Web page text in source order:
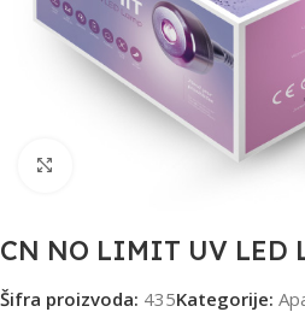
CN NO LIMIT UV LED
Šifra proizvoda: 435Kategorije: